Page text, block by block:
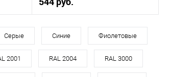
180
с
Диаметр, мм
Материал
оцинкованная сталь с
порошковым
покрытием
Серые Синие Фиолетовые
2001 RAL 2004 RAL 3000